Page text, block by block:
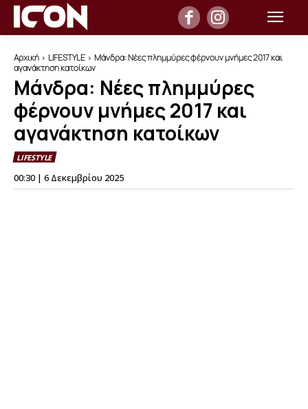
Αρχική LIFESTYLE
Μάνδρα: Νέες πλημμύρες φέρνουν μνήμες 2017 και
αγανάκτηση κατοίκων
Μάνδρα: Νέες πλημμύρες
φέρνουν μνήμες 2017 και
αγανάκτηση κατοίκων
LIFESTYLE
00:30 | 6 Δεκεμβρίου 2025